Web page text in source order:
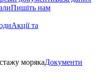
Пишіть нам
Акції та
морякаДокументи